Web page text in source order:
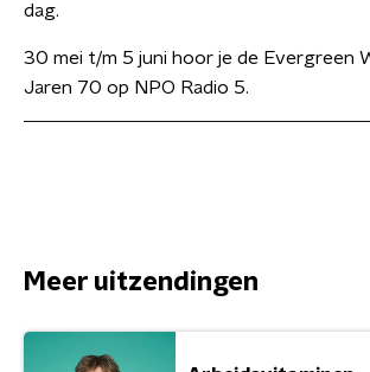
dag.
30 mei t/m 5 juni hoor je de Evergreen
Jaren 70 op NPO Radio 5.
Meer uitzendingen